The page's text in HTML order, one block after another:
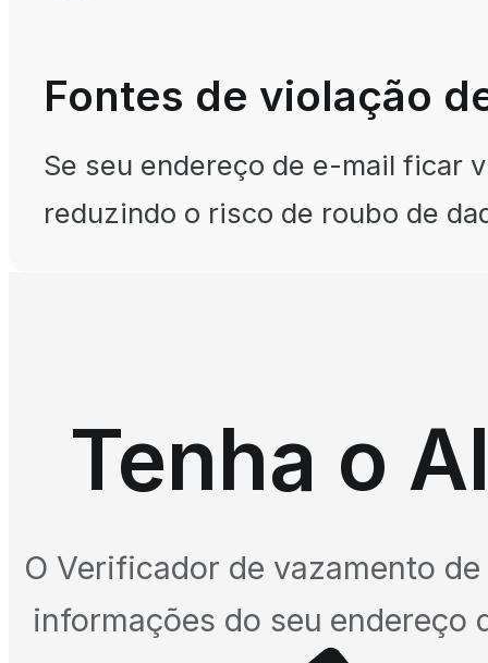
Fontes de violação
Se seu endereço de e-mail ficar
reduzindo o risco de roubo de
Tenha o
O Verificador de vazamento
informações do seu